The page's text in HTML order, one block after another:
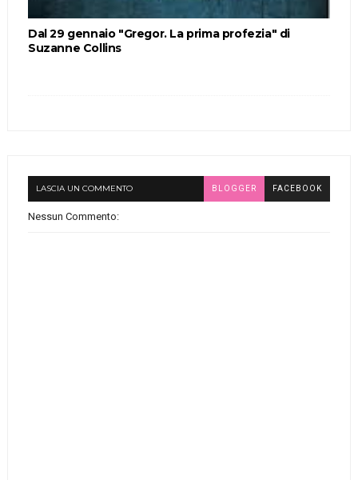
Dal 29 gennaio "Gregor. La prima profezia" di
Suzanne Collins
LASCIA UN COMMENTO BLOGGER FACEBOOK
Nessun Commento: